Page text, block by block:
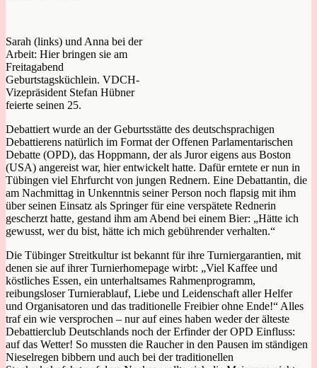
Sarah (links) und Anna bei der
Arbeit: Hier bringen sie am
Freitagabend
Geburtstagsküchlein. VDCH-
Vizepräsident Stefan Hübner
feierte seinen 25.
Debattiert wurde an der Geburtsstätte des deutschsprachigen
Debattierens natürlich im Format der Offenen Parlamentarischen
Debatte (OPD), das Hoppmann, der als Juror eigens aus Boston
(USA) angereist war, hier entwickelt hatte. Dafür erntete er nun in
Tübingen viel Ehrfurcht von jungen Rednern. Eine Debattantin, die
am Nachmittag in Unkenntnis seiner Person noch flapsig mit ihm
über seinen Einsatz als Springer für eine verspätete Rednerin
gescherzt hatte, gestand ihm am Abend bei einem Bier: „Hätte ich
gewusst, wer du bist, hätte ich mich gebührender verhalten.“
Die Tübinger Streitkultur ist bekannt für ihre Turniergarantien, mit
denen sie auf ihrer Turnierhomepage wirbt: „Viel Kaffee und
köstliches Essen, ein unterhaltsames Rahmenprogramm,
reibungsloser Turnierablauf, Liebe und Leidenschaft aller Helfer
und Organisatoren und das traditionelle Freibier ohne Ende!“ Alles
traf ein wie versprochen – nur auf eines haben weder der älteste
Debattierclub Deutschlands noch der Erfinder der OPD Einfluss:
auf das Wetter! So mussten die Raucher in den Pausen im ständigen
Nieselregen bibbern und auch bei der traditionellen